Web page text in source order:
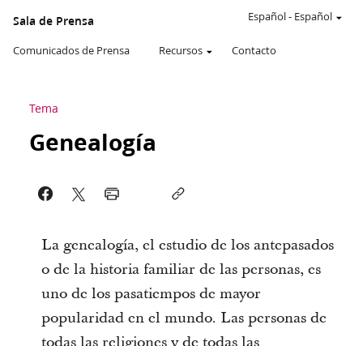
Sala de Prensa
Comunicados de Prensa Recursos Contacto
Español- Español
Tema
Genealogía
La genealogía, el estudio de los antepasados
o de la historia familiar de las personas, es
uno de los pasatiempos de mayor
popularidad en el mundo. Las personas de